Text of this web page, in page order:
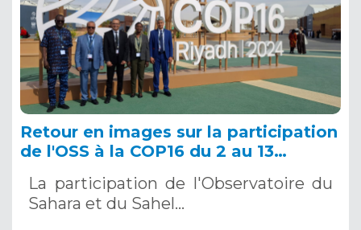
Retour en images sur la participation
de l'OSS à la COP16 du 2 au 13
Saoudite
La participation de l'Observatoire du
Sahara et du Sahel…